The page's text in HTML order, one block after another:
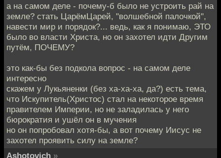
а на самом деле - почему-б было не устроить рай на
земле? стать ЦарёмЦарей, "волшебной палочкой",
навести мир и порядок?... ведь, как я понимаю, ЭТО
было во власти Христа, но он захотел идти Другим
путём, ПОЧЕМУ?
это как-бы без подкола вопрос - на самом деле
интересно
скажем у Лукьяненки (без ха-ха-ха, да?) есть тема,
что Искупитель(Христос) стал на некоторое время
правителем Империи, но не заладилась у него
бюрократия и ушёл он в мучения
но он попробовал хотя-бы, а вот почему Иисус не
захотел проявить силу на земле?
Ashotovich »